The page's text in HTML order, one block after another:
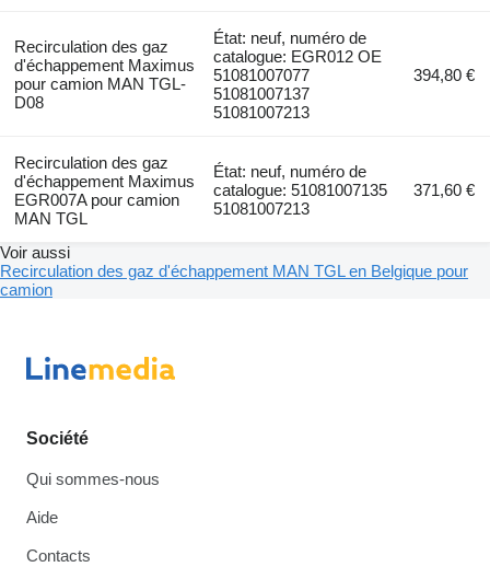
Recirculation des gaz
d'échappement Maximus
pour camion MAN TGL-
D08
État: neuf, numéro de
catalogue: EGR012 OE
51081007077
51081007137
51081007213
394,80 €
Recirculation des gaz
d'échappement Maximus
EGR007A pour camion
MAN TGL
État: neuf, numéro de
catalogue: 51081007135
51081007213
371,60 €
Voir aussi
Recirculation des gaz d'échappement MAN TGL en Belgique pour
camion
Société
Qui sommes-nous
Aide
Contacts